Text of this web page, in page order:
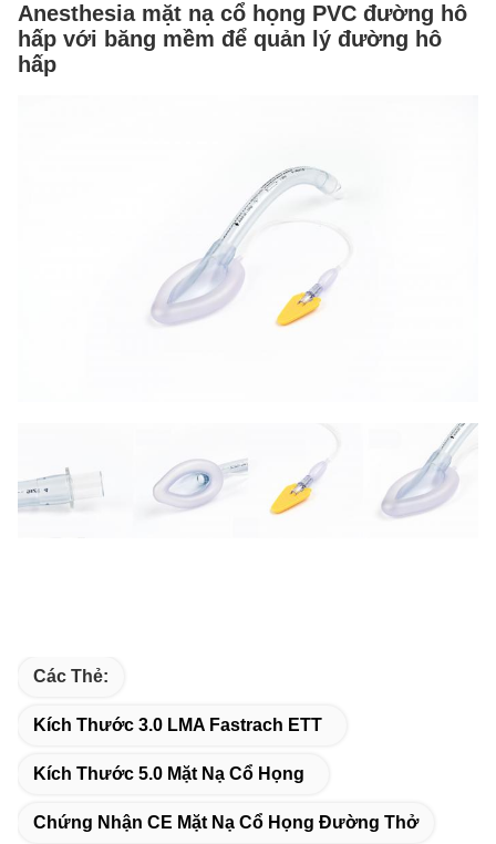
Anesthesia mặt nạ cổ họng PVC đường hô
hấp với băng mềm để quản lý đường hô
hấp
Các Thẻ:
Kích Thước 3.0 LMA Fastrach ETT
Kích Thước 5.0 Mặt Nạ Cổ Họng
Chứng Nhận CE Mặt Nạ Cổ Họng Đường Thở